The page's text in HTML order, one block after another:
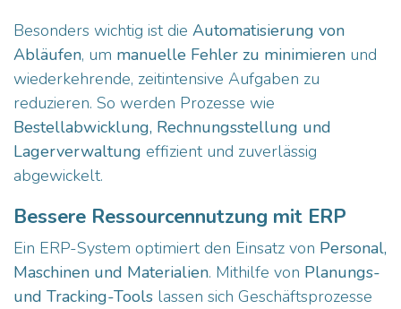
Besonders wichtig ist die Automatisierung von
Abläufen, um manuelle Fehler zu minimieren und
wiederkehrende, zeitintensive Aufgaben zu
reduzieren. So werden Prozesse wie
Bestellabwicklung, Rechnungsstellung und
Lagerverwaltung effizient und zuverlässig
abgewickelt.
Bessere Ressourcennutzung mit ERP
Ein ERP-System optimiert den Einsatz von Personal,
Maschinen und Materialien. Mithilfe von Planungs-
und Tracking-Tools lassen sich Geschäftsprozesse